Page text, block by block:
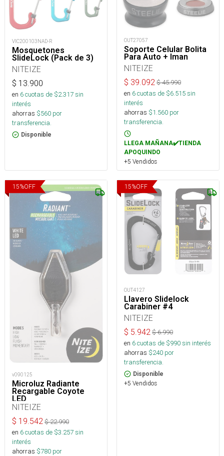
VIC200103NAD-R
Mosquetones
SlideLock (Pack de 3)
NITEIZE
$ 13.900
en 6cuotas de $2.317sin
interés
ahorras $560 por
transferencia.
Disponible
OUT27057
Soporte Celular Bolita
Para Auto + Iman
NITEIZE
$ 39.092 $45.990
en 6cuotas de $6.515sin
interés
ahorras $1.560 por
transferencia.
LLEGA MAÑANA✔️TIENDA
APOQUINDO
+5 Vendidos
15%OFF
v090125
Microluz Radiante
Recargable Coyote
LED
NITEIZE
$ 19.542 $22.990
en 6cuotas de $3.257sin
interés
ahorras $780 por
15%OFF
OUT4127
Llavero Slidelock
Carabiner #4
NITEIZE
$ 5.942 $6.990
en 6cuotas de $990sin interés
ahorras $240 por
transferencia.
Disponible
+5 Vendidos